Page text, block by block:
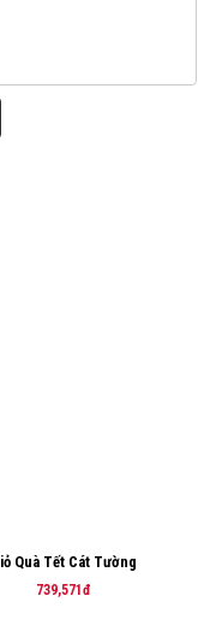
Giỏ Quà Tết Cát Tường
739,571đ